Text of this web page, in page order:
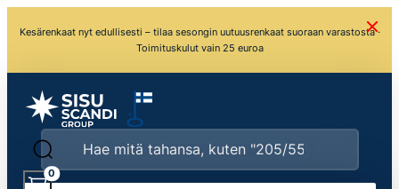
Kesärenkaat nyt edullisesti – tilaa sesongin uutuusrenkaat suoraan varastosta ·
Toimituskulut vain 25 euroa
0